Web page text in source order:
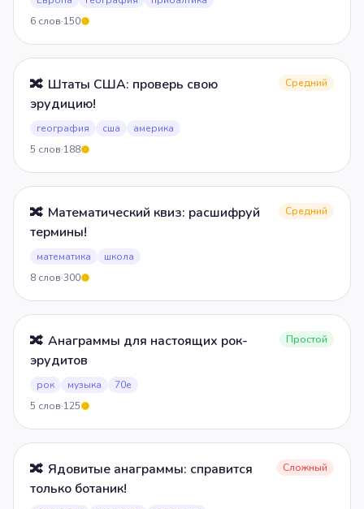
6 слов·150
🔀 Штаты США: проверь свою
эрудицию!
Средний
география сша
америка
5 слов·188
🔀 Математический квиз: расшифруй
термины!
Средний
математика
школа
8 слов·300
🔀 Анаграммы для настоящих рок-
эрудитов
Простой
рок музыка
70е
5 слов·125
🔀 Ядовитые анаграммы: справится
только ботаник!
Сложный